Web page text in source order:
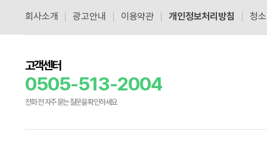
공식블로그 더보기
회사소개 광고안내 이용약관 개인정보처리방침 청
고객센터
0505-513-2004
전화 전 자주 묻는 질문을 확인하세요